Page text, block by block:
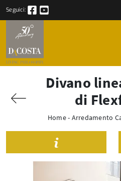
Seguici:
Divano
di
Home- Arredamento